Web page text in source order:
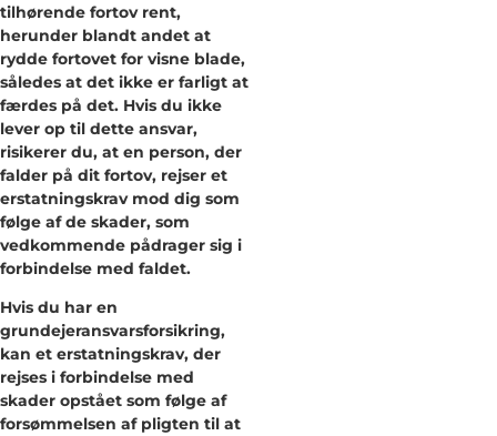
tilhørende fortov rent,
herunder blandt andet at
rydde fortovet for visne blade,
således at det ikke er farligt at
færdes på det. Hvis du ikke
lever op til dette ansvar,
risikerer du, at en person, der
falder på dit fortov, rejser et
erstatningskrav mod dig som
følge af de skader, som
vedkommende pådrager sig i
forbindelse med faldet.
Hvis du har en
grundejeransvarsforsikring,
kan et erstatningskrav, der
rejses i forbindelse med
skader opstået som følge af
forsømmelsen af pligten til at